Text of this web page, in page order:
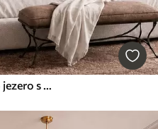
Snježni planinski vrhovi i mirno jezero s odrazom poput zrcala